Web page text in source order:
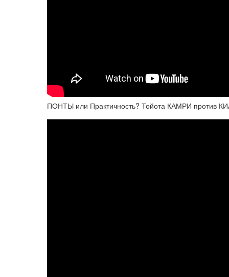
ПОНТЫ или Практичность? Тойота КАМРИ против